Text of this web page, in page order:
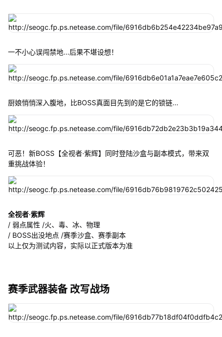
一不小心误闯禁地...后果不堪设想！
厨娘悄悄深入腹地，比BOSS真面目先到的是它的锁链...
可恶！新BOSS【全视者·紫辉】同时登陆沙盒与副本模式，带来双
重挑战体验！
全视者·紫辉
/ 弱点属性 /火、毒、冰、物理
/ BOSS出没地点 /赛季沙盒、赛季副本
以上仅为测试内容，实际以正式版本为准
赛季武器装备 改写战场